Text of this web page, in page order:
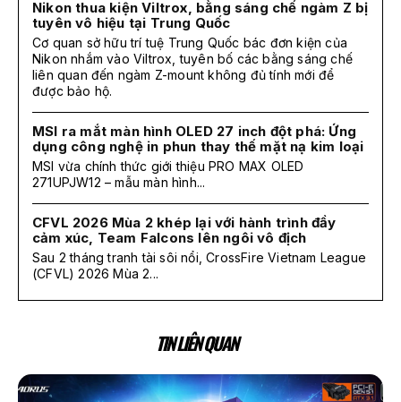
Nikon thua kiện Viltrox, bằng sáng chế ngàm Z bị
tuyên vô hiệu tại Trung Quốc
Cơ quan sở hữu trí tuệ Trung Quốc bác đơn kiện của
Nikon nhắm vào Viltrox, tuyên bố các bằng sáng chế
liên quan đến ngàm Z-mount không đủ tính mới để
được bảo hộ.
MSI ra mắt màn hình OLED 27 inch đột phá: Ứng
dụng công nghệ in phun thay thế mặt nạ kim loại
MSI vừa chính thức giới thiệu PRO MAX OLED
271UPJW12 – mẫu màn hình...
CFVL 2026 Mùa 2 khép lại với hành trình đầy
cảm xúc, Team Falcons lên ngôi vô địch
Sau 2 tháng tranh tài sôi nổi, CrossFire Vietnam League
(CFVL) 2026 Mùa 2...
TIN LIÊN QUAN